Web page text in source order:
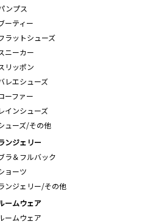
ンプス
ーティー
ラットシューズ
ニーカー
リッポン
レエシューズ
ーファー
レインシューズ
ューズ/その他
ンジェリー
ラ＆フルバック
ョーツ
ンジェリー/その他
ームウェア
ームウェア